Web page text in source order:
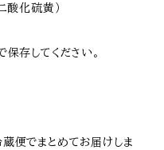
(二酸化硫黄）
存してください。
便でまとめてお届けしま